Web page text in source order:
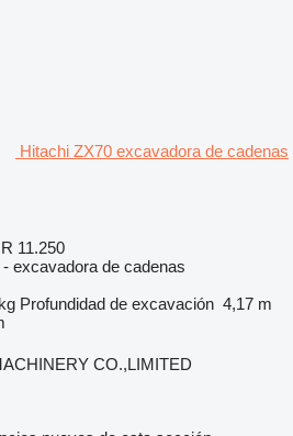
Hitachi ZX70 excavadora de cadenas
11.250
excavadora de cadenas
Profundidad de excavación 4,17 m
CO.,LIMITED